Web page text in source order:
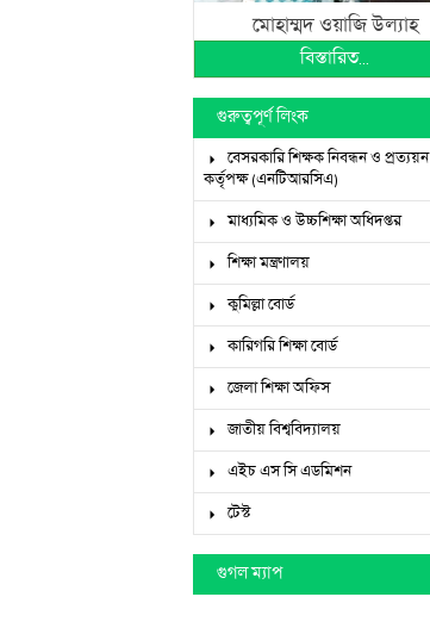
মোহাম্মদ ওয়াজি উল্যাহ
বিস্তারিত...
গুরুত্বপূর্ণ লিংক
বেসরকারি শিক্ষক নিবন্ধন ও প্রত্যয়ন
কর্তৃপক্ষ (এনটিআরসিএ)
মাধ্যমিক ও উচ্চশিক্ষা অধিদপ্তর
শিক্ষা মন্ত্রণালয়
কুমিল্লা বোর্ড
কারিগরি শিক্ষা বোর্ড
জেলা শিক্ষা অফিস
জাতীয় বিশ্ববিদ্যালয়
এইচ এস সি এডমিশন
টেস্ট
গুগল ম্যাপ